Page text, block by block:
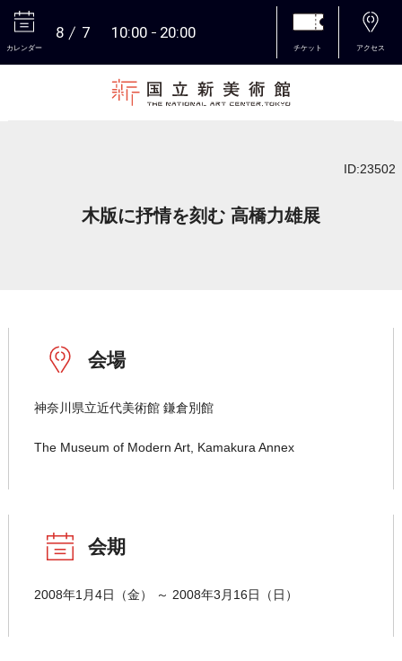
カレンダー
8 7 10:00 20:00
チケット アクセス
ID:23502
木版に抒情を刻む 高橋力雄展
会場
神奈川県立近代美術館 鎌倉別館
The Museum of Modern Art, Kamakura Annex
会期
2008年1月4日（金） ～ 2008年3月16日（日）